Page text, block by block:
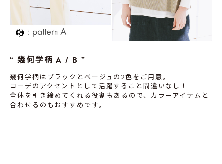
幾何学柄 A / B
幾何学柄はブラックとベージュの2色をご用意。
コーデのアクセントとして活躍すること間違いなし！
全体を引き締めてくれる役割もあるので、カラーアイテムと
合わせるのもおすすめです。